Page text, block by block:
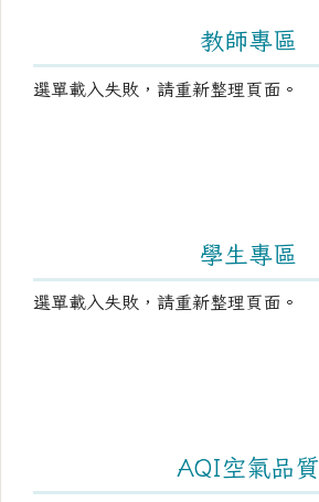
教師專區
選單載入失敗，請重新整理頁面。
學生專區
選單載入失敗，請重新整理頁面。
AQI空氣品質